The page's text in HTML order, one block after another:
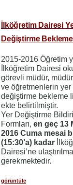
İlköğretim Dairesi
Değiştirme
2015-2016 Öğretim
İlköğretim Dairesi
görevli müdür,
ve öğretmenlerin yer
değiştirme bekleme
ekte belirtilmiştir.
Yer Değiştirme
Formları, en geç 13
2016 Cuma mesai
(15:30’a) kadar
Dairesi’ne
gerekmektedir.
görüntüle